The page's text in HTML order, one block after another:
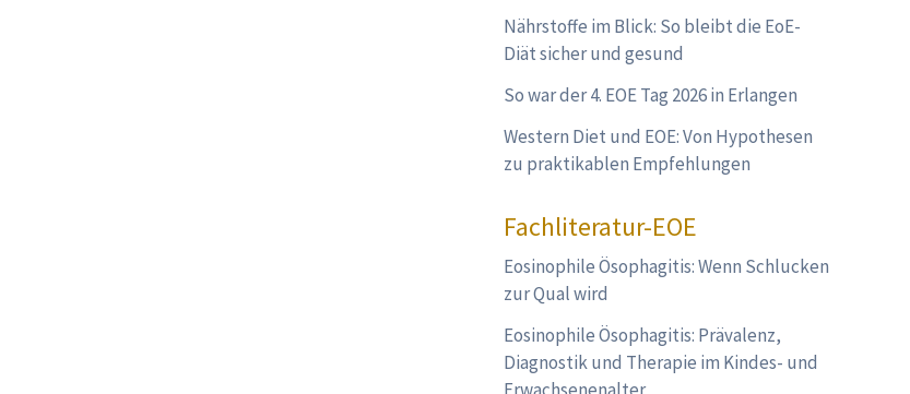
Nährstoffe im Blick: So bleibt die EoE-
Diät sicher und gesund
So war der 4. EOE Tag 2026 in Erlangen
Western Diet und EOE: Von Hypothesen
zu praktikablen Empfehlungen
Fachliteratur-EOE
Eosinophile Ösophagitis: Wenn Schlucken
zur Qual wird
Eosinophile Ösophagitis: Prävalenz,
Diagnostik und Therapie im Kindes- und
Erwachsenenalter